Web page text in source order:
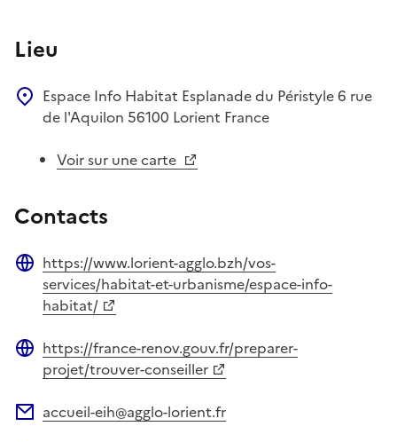
Lieu
Espace Info Habitat Esplanade du Péristyle6 rue
de l'Aquilon 56100 Lorient France
Voir sur une carte
Contacts
Site web
https://www.lorient-agglo.bzh/vos-
services/habitat-et-urbanisme/espace-info-
habitat/
Site web
https://france-renov.gouv.fr/preparer-
projet/trouver-conseiller
accueil-eih@agglo-lorient.fr